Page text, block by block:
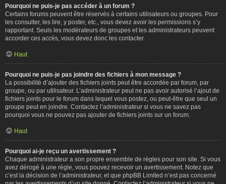
Pourquoi ne puis-je pas accéder à un forum ?
Certains forums peuvent être réservés à certains utilisateurs ou groupes. Pour
les consulter, les lire, y poster, etc., vous devez avoir les permissions s’y
rapportant. Seuls les modérateurs de groupes et les administrateurs peuvent
accorder ces accès, vous devez donc les contacter.
Haut
Pourquoi ne puis-je pas joindre des fichiers à mon message ?
La possibilité d’ajouter des fichiers joints peut être accordée par forum, par
groupe, ou par utilisateur. L’administrateur peut ne pas avoir autorisé l’ajout de
fichiers joints pour le forum dans lequel vous postez, ou peut-être que seul un
groupe peut en joindre. Contactez l’administrateur si vous ne savez pas
pourquoi vous ne pouvez pas ajouter de fichiers joints sur un forum.
Haut
Pourquoi ai-je reçu un avertissement ?
Chaque administrateur a son propre ensemble de règles pour son site. Si vous
avez dérogé à une règle, vous pouvez recevoir un avertissement. Notez que
c’est la décision de l’administrateur, et que phpBB Limited n’est pas concerné